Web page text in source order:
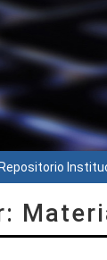
Repositorio